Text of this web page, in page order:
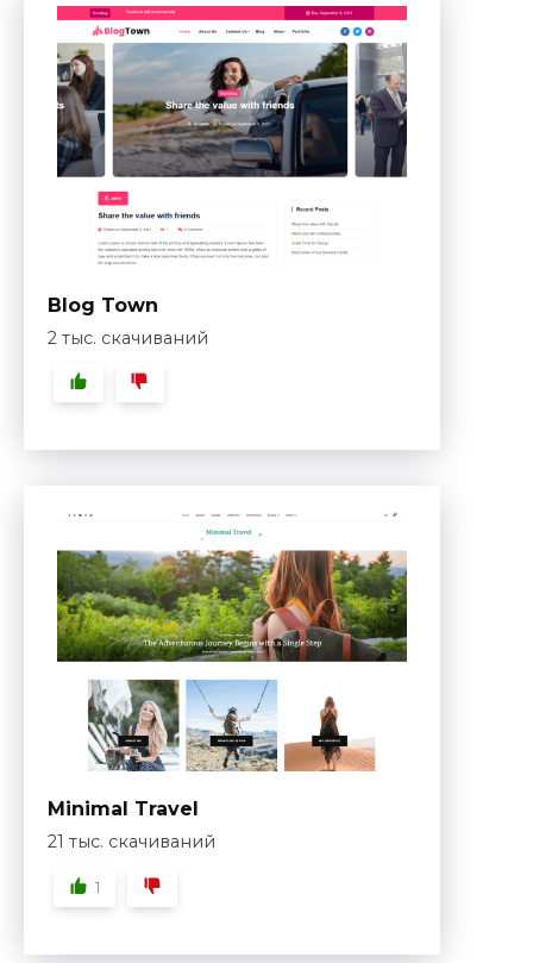
Blog Town
2 тыс. скачиваний
Minimal Travel
21 тыс. скачиваний
1